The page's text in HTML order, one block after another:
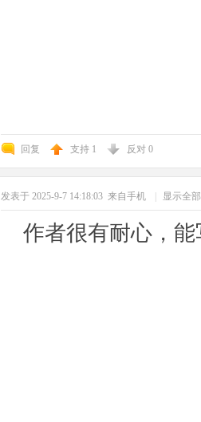
回复 支持 1 反对 0
发表于 2025-9-7 14:18:03 来自手机 显示全
作者很有耐心，